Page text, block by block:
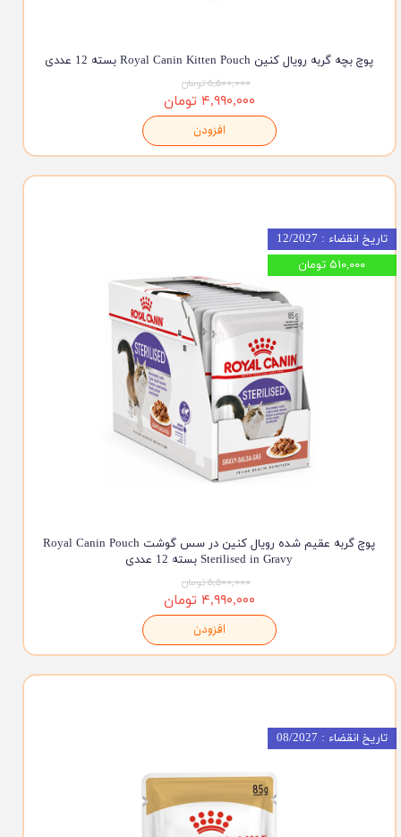
پوچ بچه گربه رویال کنین Royal Canin Kitten Pouch بسته 12 عددی
۵,۵۰۰,۰۰۰ تومان
۴,۹۹۰,۰۰۰ تومان
افزودن
پوچ گربه عقیم شده رویال کنین در سس گوشت Royal Canin Pouch
Sterilised in Gravy بسته 12 عددی
۵,۵۰۰,۰۰۰ تومان
۴,۹۹۰,۰۰۰ تومان
افزودن
تاریخ انقضاء : 12/2027
۵۱۰,۰۰۰ تومان
تاریخ انقضاء : 08/2027